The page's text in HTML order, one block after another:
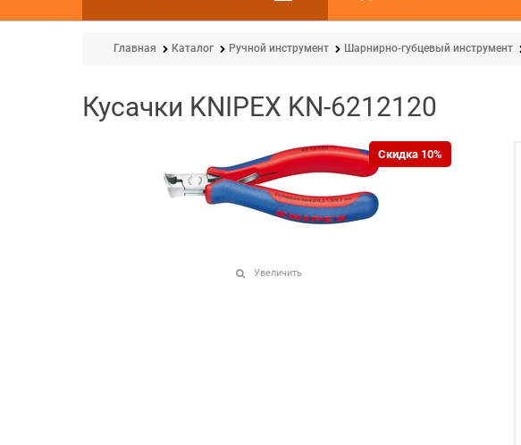
Главная Каталог Ручной инструмент Шарнирно-губцевый инструмент
Кусачки KNIPEX KN-6212120
Скидка 10%
Увеличить